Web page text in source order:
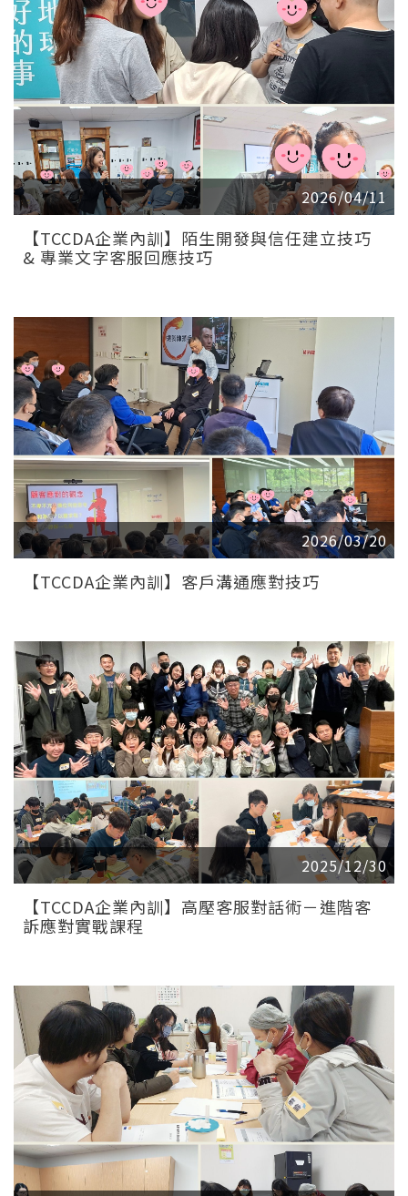
2026/04/11
【TCCDA企業內訓】陌生開發與信任建立技巧
& 專業文字客服回應技巧
2026/03/20
【TCCDA企業內訓】客戶溝通應對技巧
2025/12/30
【TCCDA企業內訓】高壓客服對話術－進階客
訴應對實戰課程